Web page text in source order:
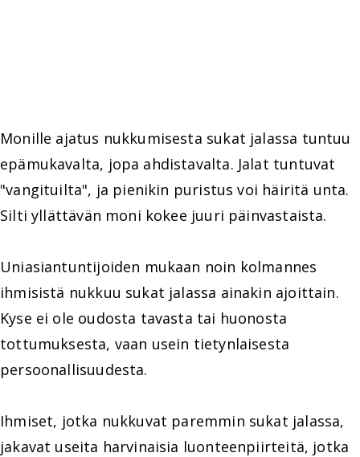
Monille ajatus nukkumisesta sukat jalassa tuntuu
epämukavalta, jopa ahdistavalta. Jalat tuntuvat
"vangituilta", ja pienikin puristus voi häiritä unta.
Silti yllättävän moni kokee juuri päinvastaista.
Uniasiantuntijoiden mukaan noin kolmannes
ihmisistä nukkuu sukat jalassa ainakin ajoittain.
Kyse ei ole oudosta tavasta tai huonosta
tottumuksesta, vaan usein tietynlaisesta
persoonallisuudesta.
Ihmiset, jotka nukkuvat paremmin sukat jalassa,
jakavat useita harvinaisia luonteenpiirteitä, jotka